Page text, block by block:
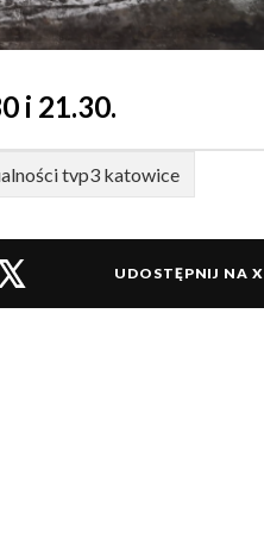
i 21.30.
tvp3 katowice
UDOSTĘPNIJ NA X